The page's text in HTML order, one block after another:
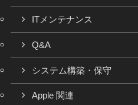
ITメンテナンス
Q&A
システム構築・保守
Apple 関連